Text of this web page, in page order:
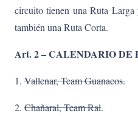
circuito tienen una Ruta
también una Ruta Corta.
Art. 2 – CALENDARIO DE
1. Vallenar, Team Guanacos.
2. Chañaral, Team Ral.